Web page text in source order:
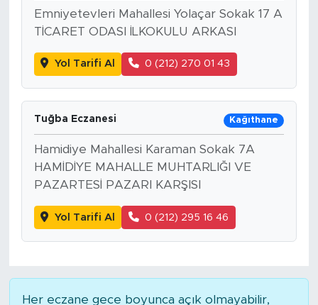
Emniyetevleri Mahallesi Yolaçar Sokak 17 A
TİCARET ODASI İLKOKULU ARKASI
Yol Tarifi Al 0 (212) 270 01 43
Tuğba Eczanesi Kağıthane
Hamidiye Mahallesi Karaman Sokak 7A
HAMİDİYE MAHALLE MUHTARLIĞI VE
PAZARTESİ PAZARI KARŞISI
Yol Tarifi Al 0 (212) 295 16 46
Her eczane gece boyunca açık olmayabilir,